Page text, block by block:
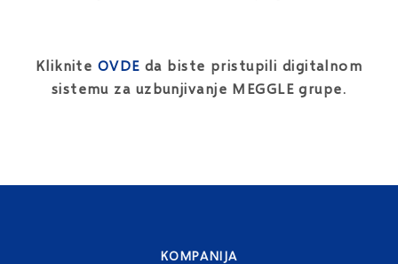
Kliknite OVDE da biste pristupili digitalnom
sistemu za uzbunjivanje MEGGLE grupe.
KOMPANIJA